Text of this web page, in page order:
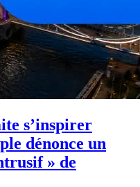
s’inspirer
dénonce un
» de